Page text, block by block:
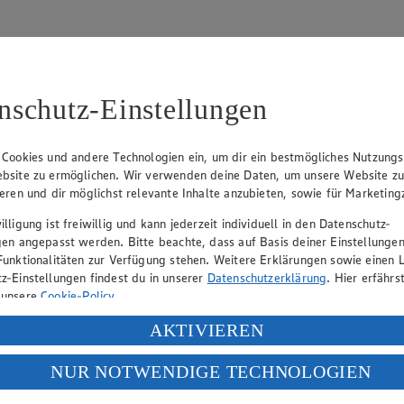
Fickert (Vorstandsmitglied), Jürgen Mäder
gewährt Ihnen jedoch das Recht, den auf dieser Website
und Vervielfältigung von Bildmaterial oder Grafiken aus
verantwortlich. Firma und Anschriften unserer
hin, dass wir nicht an einem Streitbeilegungsverfahren vor einer
Einstellungen
und andere Technologien ein, um dir ein bestmögliches
zu ermöglichen. Wir verwenden deine Daten, um unsere Website zu
und dir möglichst relevante Inhalte anzubieten, sowie für
ist freiwillig und kann jederzeit individuell in den Datenschutz-
angepasst werden. Bitte beachte, dass auf Basis deiner
zur Verfügung stehen. Weitere Erklärungen sowie einen
Einstellungen findest du in unserer Datenschutzerklärung. Hier
Cookie-Policy.
deiner personenbezogenen Daten in den USA durch Facebook und
„Aktivieren“ klickst, willigst du im Sinne des Art. 49 Abs. 1 Satz 1 lit.
Daten in den USA verarbeitet werden. Der EuGH sieht die USA als
europäischen Standards nicht angemessenen Datenschutzniveau an. Es
AKTIVIEREN
NUR NOTWENDIGE TECHNOLOGIEN